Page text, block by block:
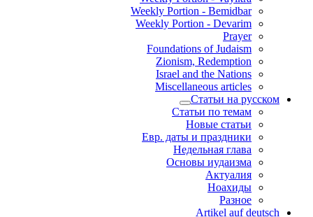
Weekly Portion - Bemidbar
Weekly Portion - Devarim
Prayer
Foundations of Judaism
Zionism, Redemption
Israel and the Nations
Miscellaneous articles
Статьи на русском
Статьи по темам
Новые статьи
Евр. даты и праздники
Недельная глава
Основы иудаизма
Актуалия
Ноахиды
Разное
Artikel auf deutsch